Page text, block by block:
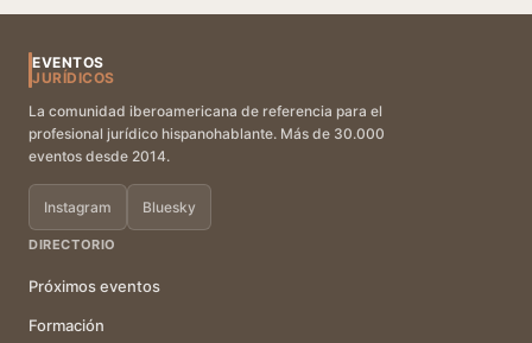
EVENTOS
JURÍDICOS
La comunidad iberoamericana de referencia para el
profesional jurídico hispanohablante. Más de 30.000
eventos desde 2014.
Instagram Bluesky
DIRECTORIO
Próximos eventos
Formación